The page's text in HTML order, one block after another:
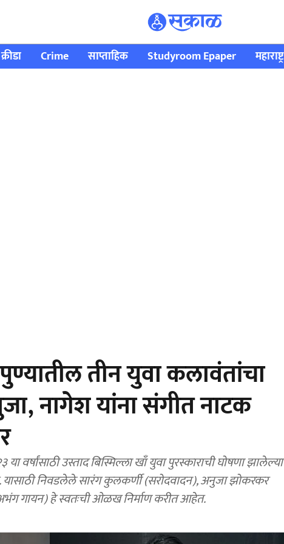
क्रीडा Crime साप्ताहिक Studyroom Epaper महाराष्ट्र
तीन युवा कलावंतांचा
नागेश यांना संगीत नाटक
वर्षांसाठी उस्ताद बिस्मिल्ला खाँ युवा पुरस्काराची घोषणा झालेल्या
निवडलेले सारंग कुलकर्णी (सरोदवादन), अनुजा झोकरकर
गायन) हे स्वतःची ओळख निर्माण करीत आहेत.